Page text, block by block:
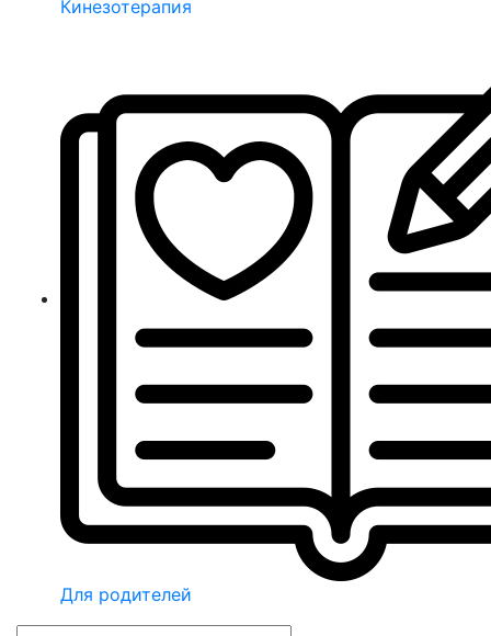
Кинезотерапия
Для родителей